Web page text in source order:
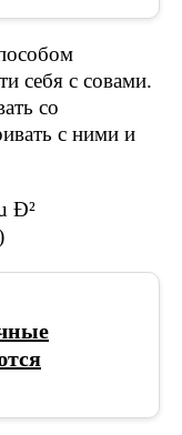
себя с совами.
со
с ними и